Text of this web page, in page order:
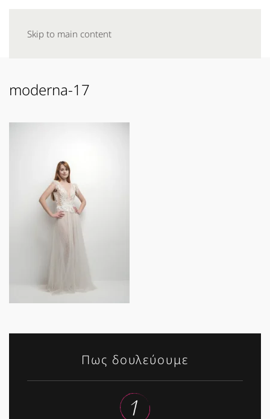
Skip to main content
moderna-17
Πως δουλεύουμε